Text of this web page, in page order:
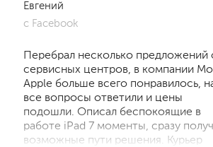
Евгений
с Facebook
Перебрал несколько предложений
сервисных центров, в компании
Apple больше всего понравилось,
все вопросы ответили и цены
подошли. Описал беспокоящие в
работе iPad 7 моменты, сразу
возможные пути решения. Курьер